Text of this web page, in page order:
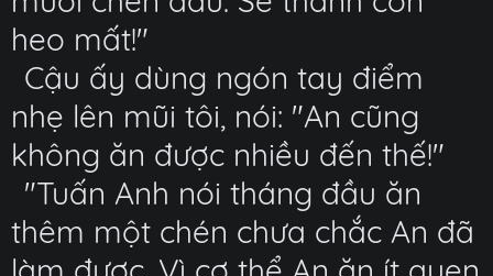
heo mất!"
Cậu ấy dùng ngón tay điểm
nhẹ lên mũi tôi, nói: "An cũng
không ăn được nhiều đến thế!"
"Tuấn Anh nói tháng đầu ăn
thêm một chén chưa chắc An đã